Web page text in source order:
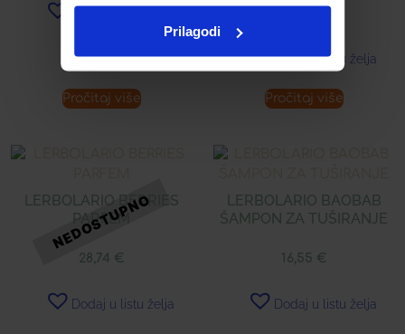
Prilagodi
Dodaj u listu želja
Pročitaj više
Dodaj u listu želja
Pročitaj više
LERBOLARIO BERRIES
PARFEM
28,74 €
Dodaj u listu želja
LERBOLARIO BAOBAB
ŠAMPON ZA TUŠIRANJE
16,55 €
Dodaj u listu želja